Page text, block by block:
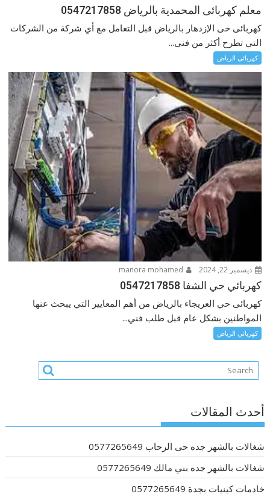
معلم كهربائى المحمدية بالرياض 0547217858
كهربائى حى الإزدهار بالرياض قبل التعامل مع أي شركة من الشركات
التي تطرح أكثر من فنى...
كهربائي الرياض
ديسمبر 22, 2024
كهربائي حي الشفا 0547217858
كهربائى حي العريجاء بالرياض من أهم المعايير التي يبحث عنها
المواطنين بشكل عام قبل طلب فني...
كهربائي الرياض
أحدث المقالات
شغالات بالشهر جده حى الرحاب 0577265649
شغالات بالشهر جده بني مالك 0577265649
خادمات كينيات بجدة 0577265649